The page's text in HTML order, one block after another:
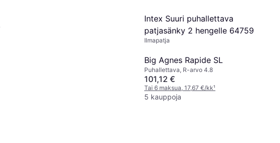
Big Agnes Rapide SL
Puhallettava, R-arvo 4.8
101,12 €
Tai 6 maksua, 17,67 €/kk¹
5 kauppoja
Intex Suuri puhallettava
patjasänky 2 hengelle 64759
Ilmapatja